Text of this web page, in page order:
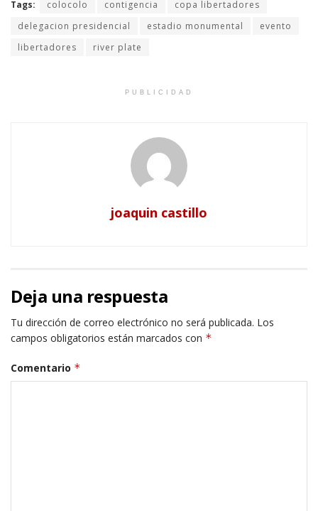
Tags: colocolo contigencia
copa libertadores
delegacion presidencial
estadio monumental
evento
libertadores
river plate
PUBLICIDAD
joaquin castillo
Deja una respuesta
Tu dirección de correo electrónico no será publicada. Los
campos obligatorios están marcados con *
Comentario *